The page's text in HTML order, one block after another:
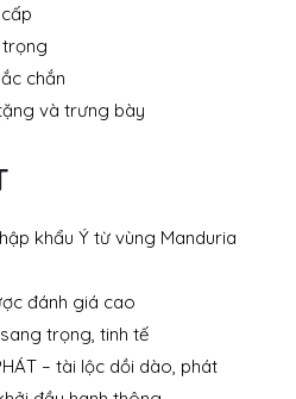
chắn
và trưng bày
khẩu Ý từ vùng Manduria
đánh giá cao
trọng, tinh tế
– tài lộc dồi dào, phát